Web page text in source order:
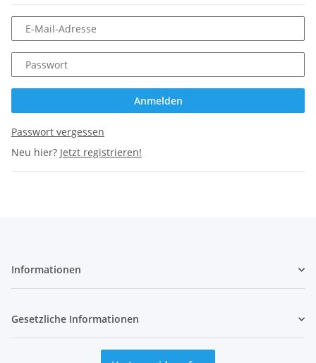
E-Mail-Adresse
Passwort
Anmelden
Passwort vergessen
Neu hier? Jetzt registrieren!
Informationen
Gesetzliche Informationen